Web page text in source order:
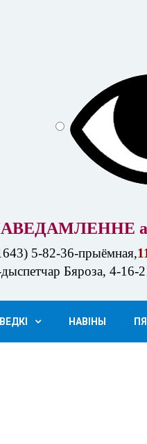
5-82-36-прыёмная,
Бяроза, 4-16-
НАВІНЫ